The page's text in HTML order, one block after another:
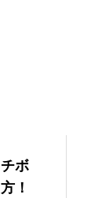
ボ
！